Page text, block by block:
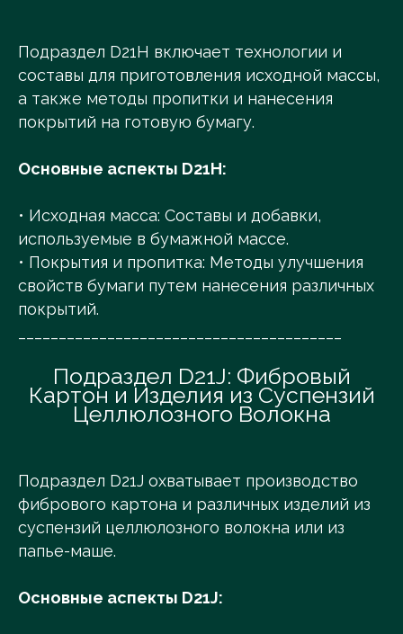
Подраздел D21H включает технологии и
составы для приготовления исходной массы,
а также методы пропитки и нанесения
покрытий на готовую бумагу.
Основные аспекты D21H:
• Исходная масса: Составы и добавки,
используемые в бумажной массе.
• Покрытия и пропитка: Методы улучшения
свойств бумаги путем нанесения различных
покрытий.
Подраздел D21J: Фибровый
Картон и Изделия из Суспензий
Целлюлозного Волокна
Подраздел D21J охватывает производство
фибрового картона и различных изделий из
суспензий целлюлозного волокна или из
папье-маше.
Основные аспекты D21J: